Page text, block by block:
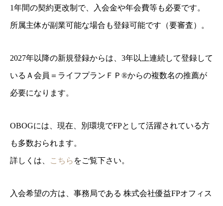
1年間の契約更改制で、入会金や年会費等も必要です。
所属主体が副業可能な場合も登録可能です（要審査）。
2027年以降の新規登録からは、3年以上連続して登録して
いるＡ会員＝ライフプランＦＰ®からの複数名の推薦が
必要になります。
OBOGには、現在、別環境でFPとして活躍されている方
も多数おられます。
詳しくは、 こちら をご覧下さい。
入会希望の方は、事務局である 株式会社優益FPオフィス